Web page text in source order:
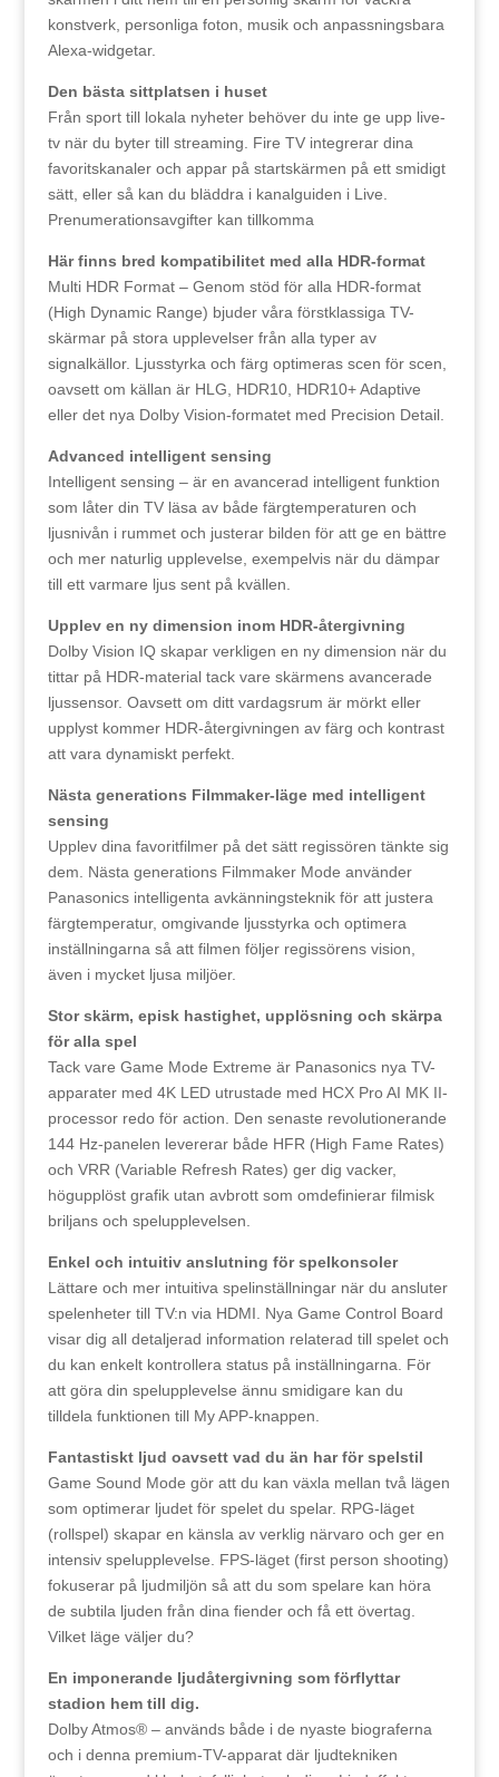
konstverk, personliga foton, musik och anpassningsbara
Alexa-widgetar.
Den bästa sittplatsen i huset
Från sport till lokala nyheter behöver du inte ge upp live-
tv när du byter till streaming. Fire TV integrerar dina
favoritskanaler och appar på startskärmen på ett smidigt
sätt, eller så kan du bläddra i kanalguiden i Live.
Prenumerationsavgifter kan tillkomma
Här finns bred kompatibilitet med alla HDR-format
Multi HDR Format – Genom stöd för alla HDR-format
(High Dynamic Range) bjuder våra förstklassiga TV-
skärmar på stora upplevelser från alla typer av
signalkällor. Ljusstyrka och färg optimeras scen för scen,
oavsett om källan är HLG, HDR10, HDR10+ Adaptive
eller det nya Dolby Vision-formatet med Precision Detail.
Advanced intelligent sensing
Intelligent sensing – är en avancerad intelligent funktion
som låter din TV läsa av både färgtemperaturen och
ljusnivån i rummet och justerar bilden för att ge en bättre
och mer naturlig upplevelse, exempelvis när du dämpar
till ett varmare ljus sent på kvällen.
Upplev en ny dimension inom HDR-återgivning
Dolby Vision IQ skapar verkligen en ny dimension när du
tittar på HDR-material tack vare skärmens avancerade
ljussensor. Oavsett om ditt vardagsrum är mörkt eller
upplyst kommer HDR-återgivningen av färg och kontrast
att vara dynamiskt perfekt.
Nästa generations Filmmaker-läge med intelligent
sensing
Upplev dina favoritfilmer på det sätt regissören tänkte sig
dem. Nästa generations Filmmaker Mode använder
Panasonics intelligenta avkänningsteknik för att justera
färgtemperatur, omgivande ljusstyrka och optimera
inställningarna så att filmen följer regissörens vision,
även i mycket ljusa miljöer.
Stor skärm, episk hastighet, upplösning och skärpa
för alla spel
Tack vare Game Mode Extreme är Panasonics nya TV-
apparater med 4K LED utrustade med HCX Pro AI MK II-
processor redo för action. Den senaste revolutionerande
144 Hz-panelen levererar både HFR (High Fame Rates)
och VRR (Variable Refresh Rates) ger dig vacker,
högupplöst grafik utan avbrott som omdefinierar filmisk
briljans och spelupplevelsen.
Enkel och intuitiv anslutning för spelkonsoler
Lättare och mer intuitiva spelinställningar när du ansluter
spelenheter till TV:n via HDMI. Nya Game Control Board
visar dig all detaljerad information relaterad till spelet och
du kan enkelt kontrollera status på inställningarna. För
att göra din spelupplevelse ännu smidigare kan du
tilldela funktionen till My APP-knappen.
Fantastiskt ljud oavsett vad du än har för spelstil
Game Sound Mode gör att du kan växla mellan två lägen
som optimerar ljudet för spelet du spelar. RPG-läget
(rollspel) skapar en känsla av verklig närvaro och ger en
intensiv spelupplevelse. FPS-läget (first person shooting)
fokuserar på ljudmiljön så att du som spelare kan höra
de subtila ljuden från dina fiender och få ett övertag.
Vilket läge väljer du?
En imponerande ljudåtergivning som förflyttar
stadion hem till dig.
Dolby Atmos® – används både i de nyaste biograferna
och i denna premium-TV-apparat där ljudtekniken